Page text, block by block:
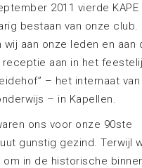
2011 vierde KAPE
bestaan van onze club.
aan onze leden en aan
aan in het
– het internaat
– in Kapellen.
ons voor onze 90ste
gunstig gezind. Terwijl
in de historische